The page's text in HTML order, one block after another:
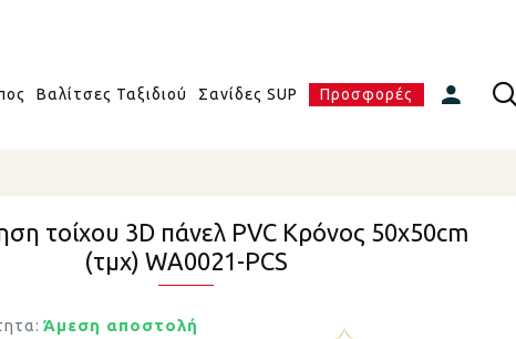
Βαλίτσες Ταξιδιού Σανίδες SUP Προσφορές
τοίχου 3D πάνελ PVC Κρόνος 50x50cm
(τμχ) WA0021-PCS
Άμεση αποστολή